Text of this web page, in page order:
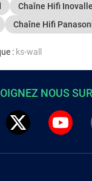
Chaîne Hifi
Chaîne Hifi
: ks-wall
NOUS